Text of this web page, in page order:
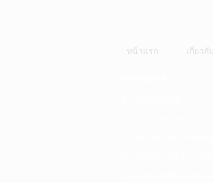
หน้าแรก เกี่ยวกั
D. เครื่องมือก่อสร้าง-เค